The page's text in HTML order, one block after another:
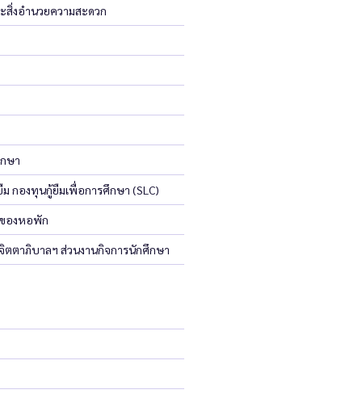
งอำนวยความสะดวก
ษา
กองทุนกู้ยืมเพื่อการศึกษา (SLC)
องหอพัก
ตาภิบาลฯ ส่วนงานกิจการนักศึกษา